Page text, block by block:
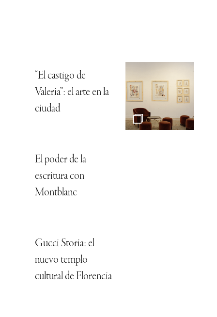
“El castigo de
Valeria”: el arte en la
ciudad
El poder de la
escritura con
Montblanc
Gucci Storia: el
nuevo templo
cultural de Florencia